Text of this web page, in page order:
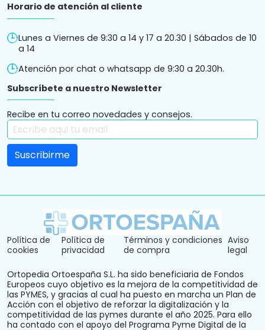
Horario de atención al cliente
Lunes a Viernes de 9:30 a 14 y 17 a 20.30 | Sábados de 10
a 14
Atención por chat o whatsapp de 9:30 a 20.30h.
Subscríbete a nuestro Newsletter
Recibe en tu correo novedades y consejos.
Política de
cookies
Política de
privacidad
Términos y condiciones
de compra
Aviso
legal
Ortopedia Ortoespaña S.L. ha sido beneficiaria de Fondos
Europeos cuyo objetivo es la mejora de la competitividad de
las PYMES, y gracias al cual ha puesto en marcha un Plan de
Acción con el objetivo de reforzar la digitalización y la
competitividad de las pymes durante el año 2025. Para ello
ha contado con el apoyo del Programa Pyme Digital de la